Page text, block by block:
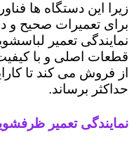
زیرا این دستگاه ها
برای تعمیرات صحیح و
نمایندگی تعمیر
قطعات اصلی و با
از فروش می کند تا
حداکثر برساند.
نمایندگی تعمیر